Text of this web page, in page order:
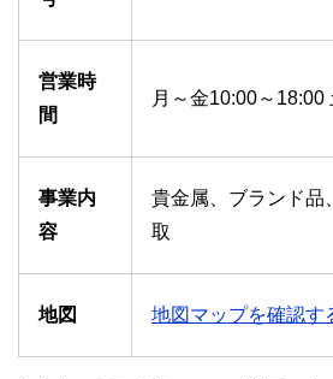
営業時
間
月～金10:00～18:00
事業内
容
貴金属、ブランド品
取
地図 地図マップを確認す